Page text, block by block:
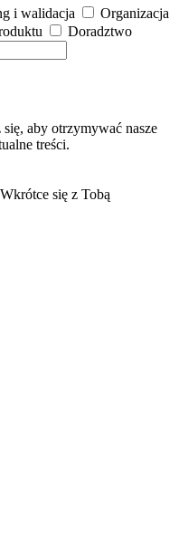
i walidacja
Organizacja
Doradztwo
się, aby otrzymywać nasze
treści.
się z Tobą